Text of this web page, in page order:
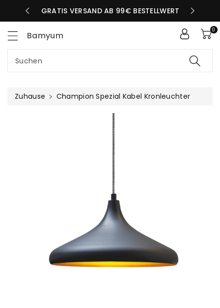
TAG GRATIS VERSAND AB 99€ BESTELLWERT
Bamyum
Suchen
0
Zuhause Champion Spezial Kabel Kronleuchter